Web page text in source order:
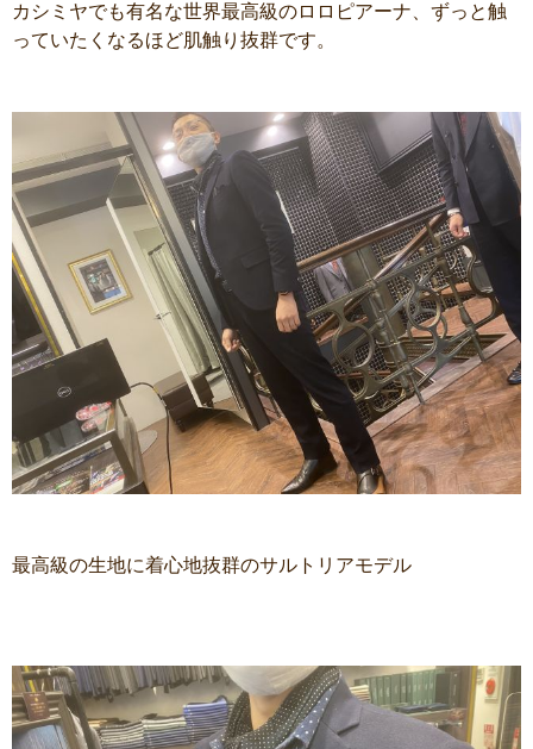
カシミヤでも有名な世界最高級のロロピアーナ、ずっと触
っていたくなるほど肌触り抜群です。
最高級の生地に着心地抜群のサルトリアモデル